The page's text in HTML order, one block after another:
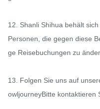
12. Shanli Shihua behält
Personen, die gegen diese
ge Reisebuchungen zu
13. Folgen Sie uns auf
owljourneyBitte kontaktieren